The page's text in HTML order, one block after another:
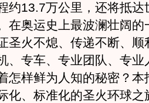
约13.7万公里，还将抵达
奥运史上最波澜壮阔的
圣火不熄、传递不断、顺
、专车、专业团队、专业
怎样鲜为人知的秘密？本
化、标准化的圣火环球之